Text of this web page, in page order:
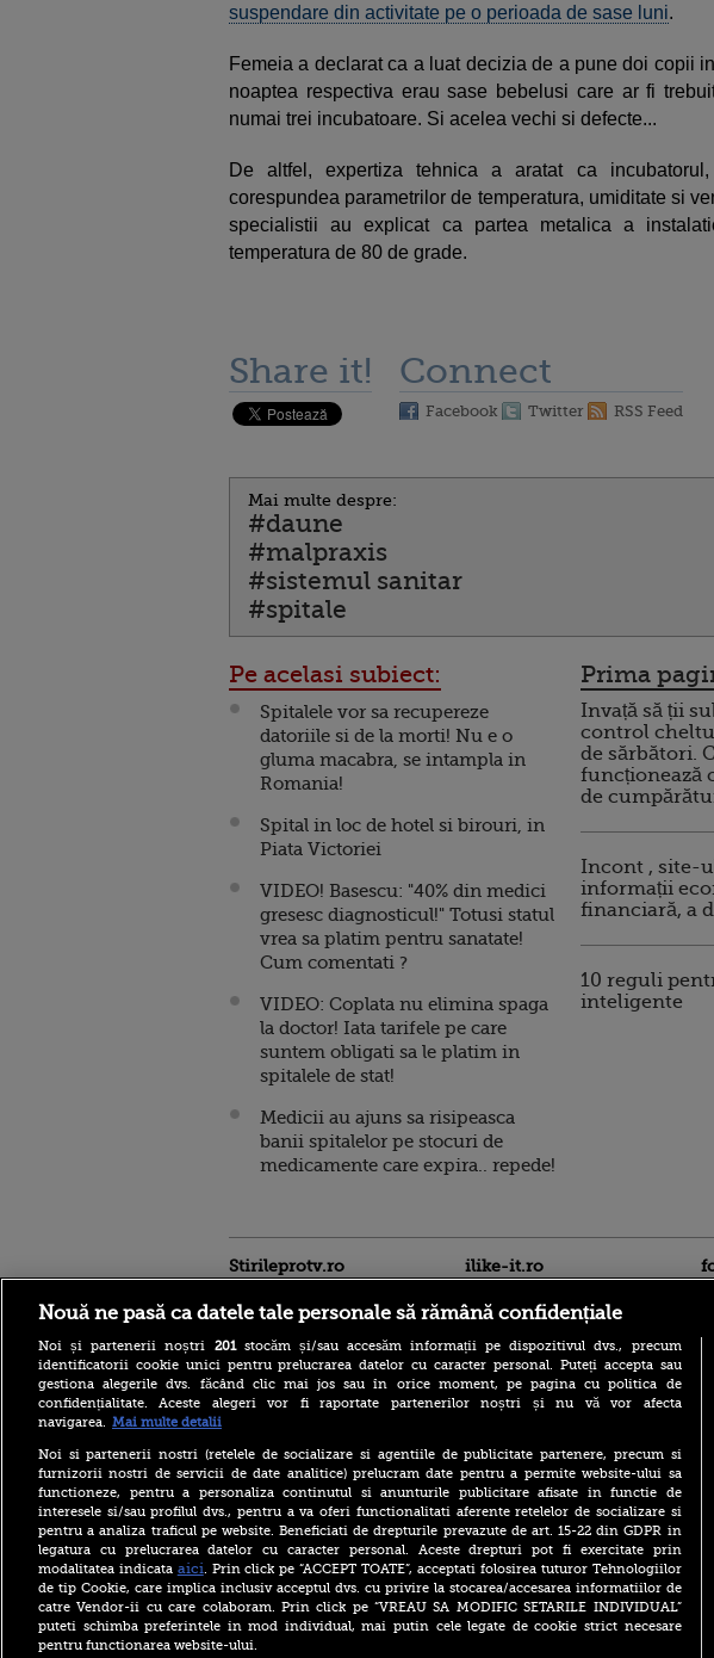
suspendare din activitate pe o perioada de sase luni.
Femeia a declarat ca a luat decizia de a pune doi copii
noaptea respectiva erau sase bebelusi care ar fi
numai trei incubatoare. Si acelea vechi si defecte...
De altfel, expertiza tehnica a aratat ca
corespundea parametrilor de temperatura, umiditate si
specialistii au explicat ca partea metalica a
temperatura de 80 de grade.
Share it! Connect
Facebook Twitter RSS Feed
Mai multe despre:
#daune
#malpraxis
#sistemul sanitar
#spitale
Pe acelasi subiect:
Spitalele vor sa recupereze
datoriile si de la morti! Nu e o
gluma macabra, se intampla in
Romania!
Spital in loc de hotel si birouri, in
Piata Victoriei
VIDEO! Basescu: "40% din medici
gresesc diagnosticul!" Totusi statul
vrea sa platim pentru sanatate!
Cum comentati ?
VIDEO: Coplata nu elimina spaga
la doctor! Iata tarifele pe care
suntem obligati sa le platim in
spitalele de stat!
Medicii au ajuns sa risipeasca
banii spitalelor pe stocuri de
medicamente care expira.. repede!
Prima
Invață să ții
control
de sărbători.
funcționează
de
Incont , site-
informații
financiară, a
10 reguli
inteligente
Stirileprotv.ro
sistem hidraulic de 4.500
ani ar conține secretul
construirii piramidelor
Reacția Rusiei după ce o
dronă explozivă a paralizat
aeroportul din Leipzig: „O
provocare complet
fabricată”
Cea mai bună țară în care să
te muți în 2026 este din
Europa. Cum arată top 10
ilike-it.ro
Nouă ne pasă ca datele tale personale să rămână confidențiale
Noi și partenerii noștri 201stocăm și/sau accesăm informații pe dispozitivul dvs., precum
identificatorii cookie unici pentru prelucrarea datelor cu caracter personal. Puteți accepta sau
gestiona alegerile dvs. făcând clic mai jos sau în orice moment, pe pagina cu politica de
confidențialitate. Aceste alegeri vor fi raportate partenerilor noștri și nu vă vor afecta
navigarea. Mai multe detalii
Noi si partenerii nostri (retelele de socializare si agentiile de publicitate partenere, precum si
furnizorii nostri de servicii de date analitice) prelucram date pentru a permite website-ului sa
functioneze, pentru a personaliza continutul si anunturile publicitare afisate in functie de
interesele si/sau profilul dvs., pentru a va oferi functionalitati aferente retelelor de socializare si
pentru a analiza traficul pe website. Beneficiati de drepturile prevazute de art. 15-22 din GDPR in
legatura cu prelucrarea datelor cu caracter personal. Aceste drepturi pot fi exercitate prin
modalitatea indicata aici. Prin click pe “ACCEPT TOATE”, acceptati folosirea tuturor Tehnologiilor
de tip Cookie, care implica inclusiv acceptul dvs. cu privire la stocarea/accesarea informatiilor de
catre Vendor-ii cu care colaboram. Prin click pe “VREAU SA MODIFIC SETARILE INDIVIDUAL”
puteti schimba preferintele in mod individual, mai putin cele legate de cookie strict necesare
pentru functionarea website-ului.